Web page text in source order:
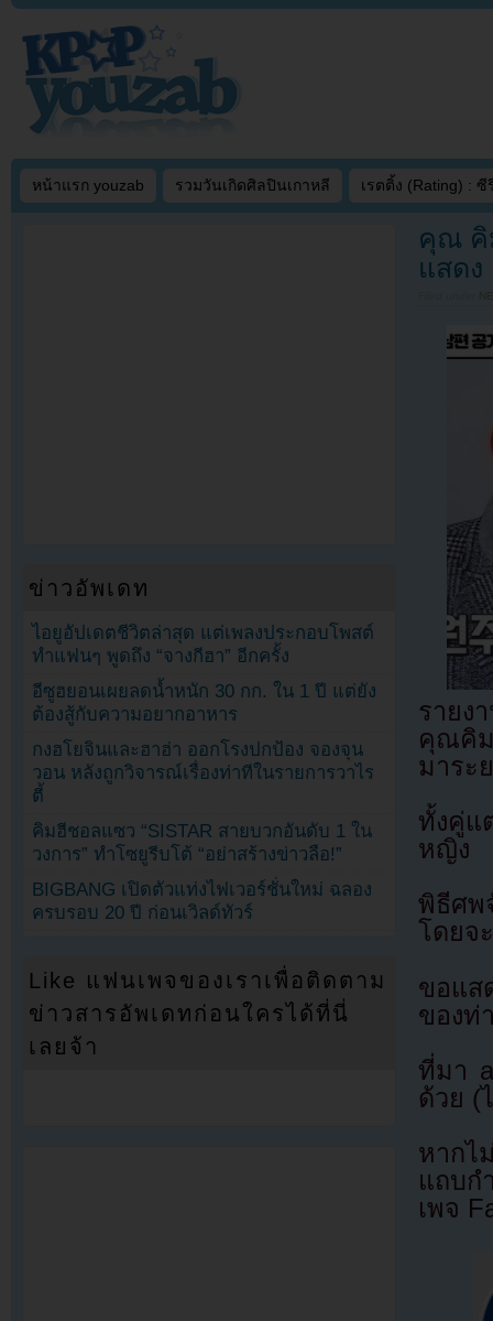
หน้าแรก youzab รวมวันเกิดศิลปินเกาหลี เรตติ้ง (Rating) : ซี
คุณ คิ
แสดง
รายง
คุณคิม
มาระ
ทั้งคู่แ
หญิง
พิธีศพ
โดยจ
ขอแส
ของท่
ที่มา
ด้วย (
หากไ
แถบก
เพจ
ข่าวอัพเดท
ไอยูอัปเดตชีวิตล่าสุด แต่เพลงประกอบโพสต์
ทำแฟนๆ พูดถึง “จางกีฮา” อีกครั้ง
อีซูฮยอนเผยลดน้ำหนัก 30 กก. ใน 1 ปี แต่ยัง
ต้องสู้กับความอยากอาหาร
กงฮโยจินและฮาฮ่า ออกโรงปกป้อง จองจุน
วอน หลังถูกวิจารณ์เรื่องท่าทีในรายการวาไร
ตี้
คิมฮีชอลแซว “SISTAR สายบวกอันดับ 1 ใน
วงการ” ทำโซยูรีบโต้ “อย่าสร้างข่าวลือ!”
BIGBANG เปิดตัวแท่งไฟเวอร์ชั่นใหม่ ฉลอง
ครบรอบ 20 ปี ก่อนเวิลด์ทัวร์
Like แฟนเพจของเราเพื่อติดตาม
ข่าวสารอัพเดทก่อนใครได้ที่นี่
เลยจ้า